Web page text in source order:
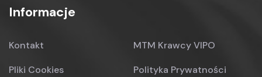
Informacje
Kontakt
MTM Krawcy VIPO
Pliki Cookies
Polityka Prywatności